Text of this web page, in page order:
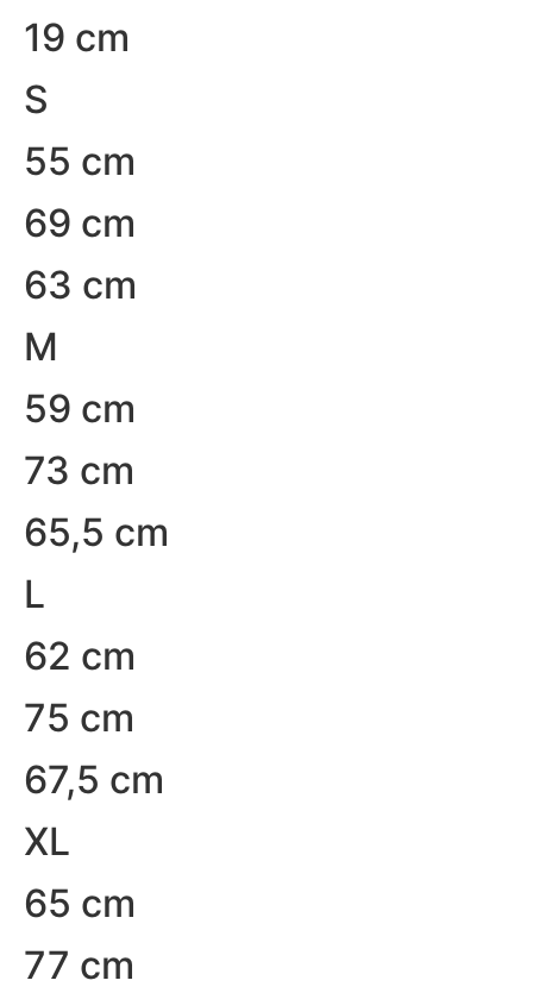
19 cm
S
55 cm
69 cm
63 cm
M
59 cm
73 cm
65,5 cm
L
62 cm
75 cm
67,5 cm
XL
65 cm
77 cm